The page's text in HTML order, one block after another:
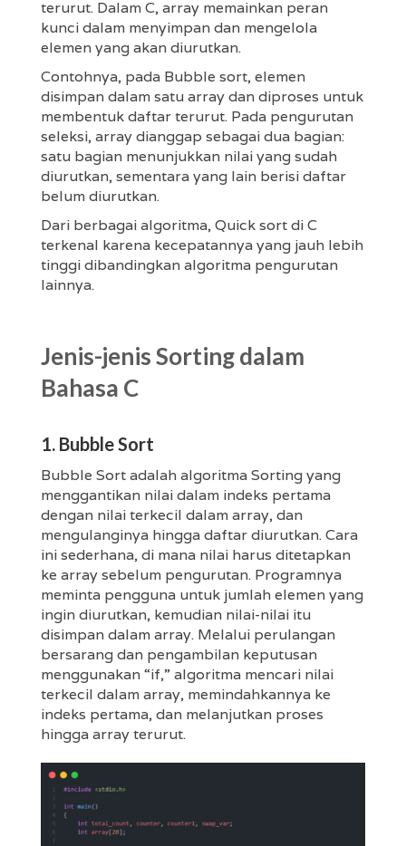
terurut. Dalam C, array memainkan peran
kunci dalam menyimpan dan mengelola
elemen yang akan diurutkan.
Contohnya, pada Bubble sort, elemen
disimpan dalam satu array dan diproses untuk
membentuk daftar terurut. Pada pengurutan
seleksi, array dianggap sebagai dua bagian:
satu bagian menunjukkan nilai yang sudah
diurutkan, sementara yang lain berisi daftar
belum diurutkan.
Dari berbagai algoritma, Quick sort di C
terkenal karena kecepatannya yang jauh lebih
tinggi dibandingkan algoritma pengurutan
lainnya.
Jenis-jenis Sorting dalam
Bahasa C
1. Bubble Sort
Bubble Sort adalah algoritma Sorting yang
menggantikan nilai dalam indeks pertama
dengan nilai terkecil dalam array, dan
mengulanginya hingga daftar diurutkan. Cara
ini sederhana, di mana nilai harus ditetapkan
ke array sebelum pengurutan. Programnya
meminta pengguna untuk jumlah elemen yang
ingin diurutkan, kemudian nilai-nilai itu
disimpan dalam array. Melalui perulangan
bersarang dan pengambilan keputusan
menggunakan “if,” algoritma mencari nilai
terkecil dalam array, memindahkannya ke
indeks pertama, dan melanjutkan proses
hingga array terurut.